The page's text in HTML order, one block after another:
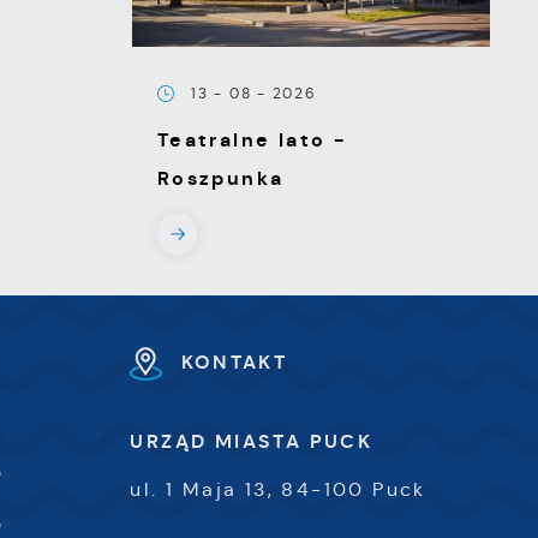
13 - 08 - 2026
Teatralne lato -
Roszpunka
KONTAKT
URZĄD MIASTA PUCK
ul. 1 Maja 13, 84-100 Puck